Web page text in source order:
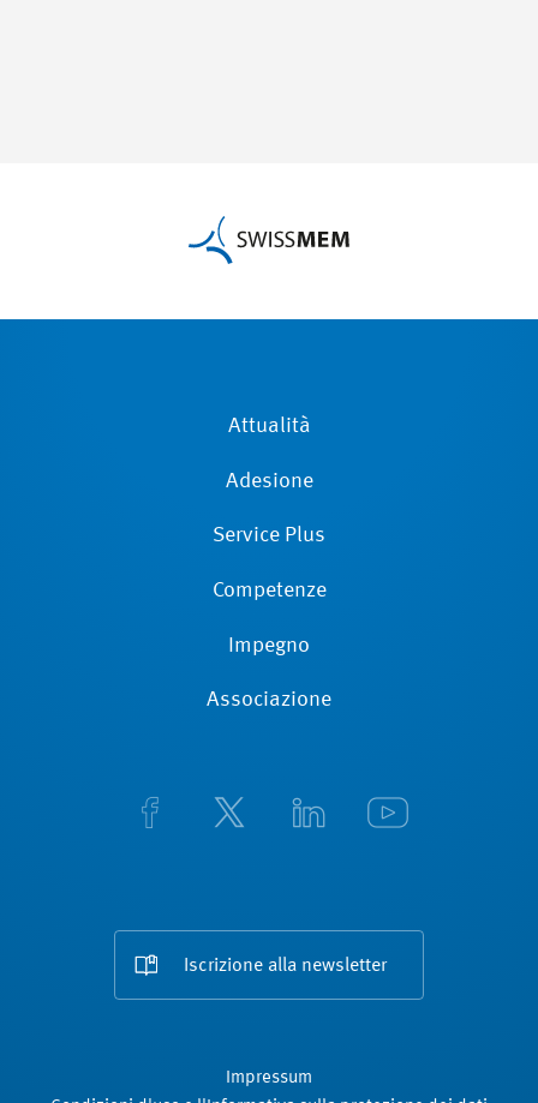
Attualità
Adesione
Service Plus
Competenze
Impegno
Associazione
Iscrizione alla newsletter
Impressum